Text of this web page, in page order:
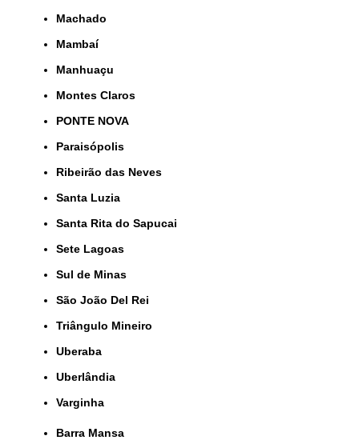
Machado
Mambaí
Manhuaçu
Montes Claros
PONTE NOVA
Paraisópolis
Ribeirão das Neves
Santa Luzia
Santa Rita do Sapucai
Sete Lagoas
Sul de Minas
São João Del Rei
Triângulo Mineiro
Uberaba
Uberlândia
Varginha
Barra Mansa